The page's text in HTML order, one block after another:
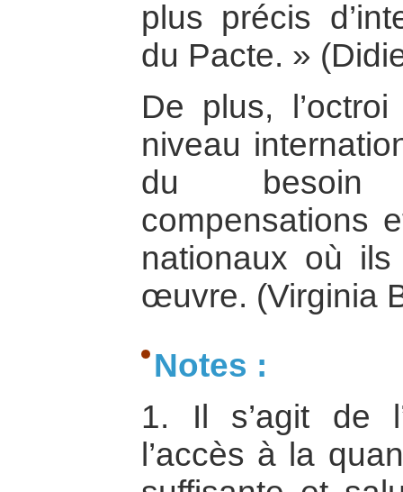
plus précis
du Pacte. »
De plus,
niveau
du besoin
compensations
nationaux où
œuvre. (Virginia
Notes :
1. Il s’agit de
l’accès à la